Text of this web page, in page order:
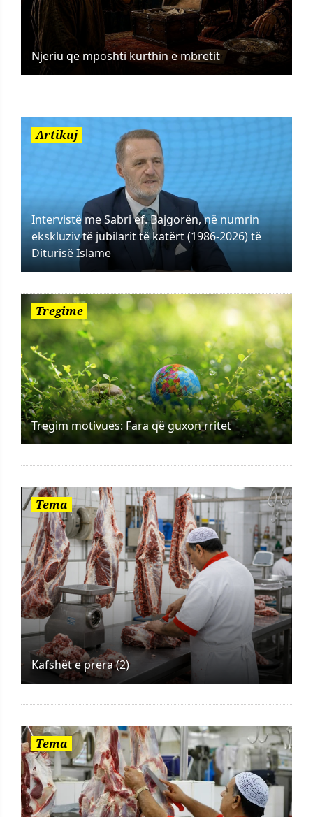
Njeriu që mposhti kurthin e mbretit
Artikuj
Intervistë me Sabri ef. Bajgorën, në numrin
ekskluziv të jubilarit të katërt (1986-2026) të
Diturisë Islame
Tregime
Tregim motivues: Fara që guxon rritet
Tema
Kafshët e prera (2)
Tema